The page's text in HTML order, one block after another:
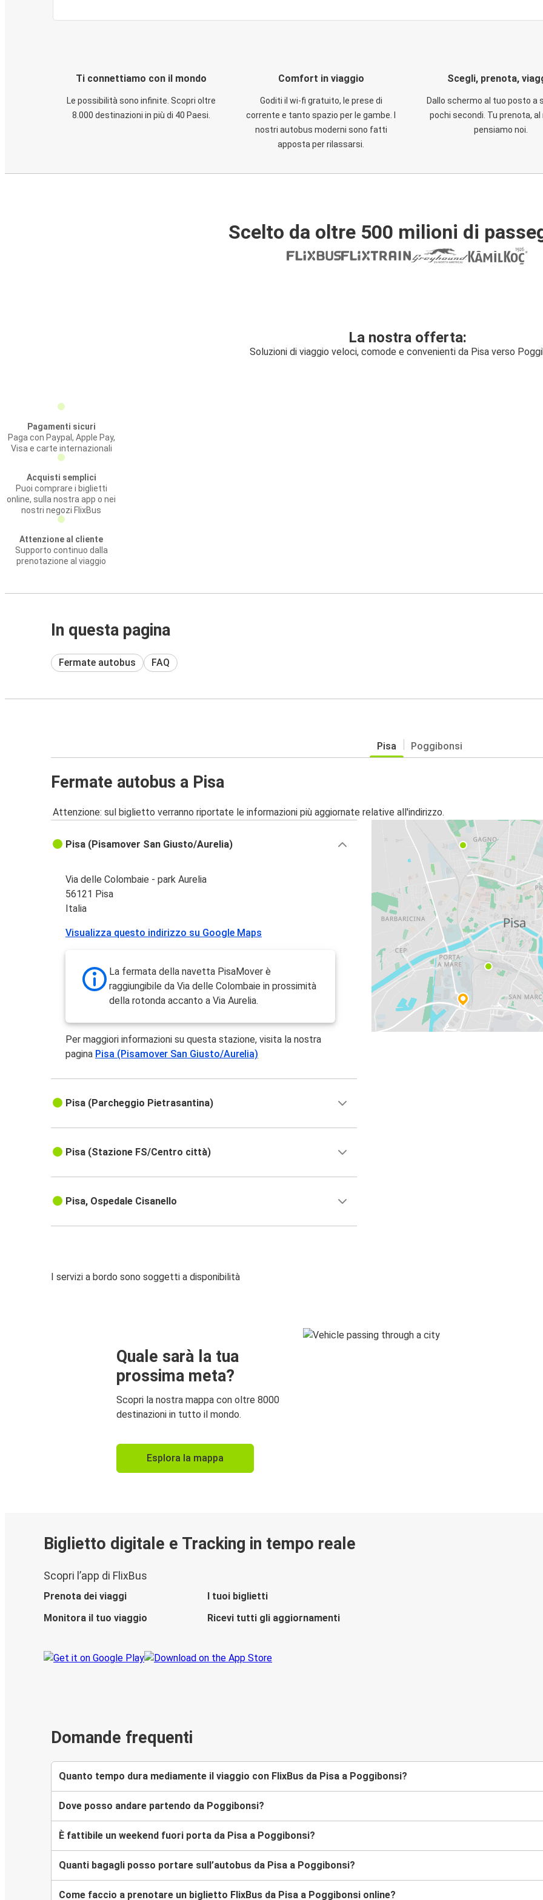
Ti connettiamo con il mondo
Le possibilità sono infinite. Scopri oltre
8.000 destinazioni in più di 40 Paesi.
Comfort in viaggio
Goditi il wi-fi gratuito, le prese di
corrente e tanto spazio per le gambe. I
nostri autobus moderni sono fatti
apposta per rilassarsi.
Scegli, prenota,
Dallo schermo al tuo posto a
pochi secondi. Tu prenota,
pensiamo noi.
Scelto da oltre 500 milioni di
La nostra offerta:
Soluzioni di viaggio veloci, comode e convenienti da Pisa verso
Pagamenti sicuri
Paga con Paypal, Apple Pay,
Visa e carte internazionali
Acquisti semplici
Puoi comprare i biglietti
online, sulla nostra app o nei
nostri negozi FlixBus
Attenzione al cliente
Supporto continuo dalla
prenotazione al viaggio
In questa pagina
Fermate autobus FAQ
Pisa Poggibonsi
Fermate autobus a Pisa
Attenzione: sul biglietto verranno riportate le informazioni più aggiornate relative all'indirizzo.
Pisa (Pisamover San Giusto/Aurelia)
Via delle Colombaie - park Aurelia
56121 Pisa
Italia
Visualizza questo indirizzo su Google Maps
La fermata della navetta PisaMover è
raggiungibile da Via delle Colombaie in prossimità
della rotonda accanto a Via Aurelia.
Per maggiori informazioni su questa stazione, visita la nostra
pagina Pisa (Pisamover San Giusto/Aurelia)
Pisa (Parcheggio Pietrasantina)
Pisa (Stazione FS/Centro città)
Pisa, Ospedale Cisanello
I servizi a bordo sono soggetti a disponibilità
Quale sarà la tua
prossima meta?
Scopri la nostra mappa con oltre 8000
destinazioni in tutto il mondo.
Esplora la mappa
Biglietto digitale e Tracking in tempo reale
Scopri l’app di FlixBus
Prenota dei viaggi
I tuoi biglietti
Monitora il tuo viaggio
Ricevi tutti gli aggiornamenti
Domande frequenti
Quanto tempo dura mediamente il viaggio con FlixBus da Pisa a Poggibonsi?
Dove posso andare partendo da Poggibonsi?
È fattibile un weekend fuori porta da Pisa a Poggibonsi?
Quanti bagagli posso portare sull’autobus da Pisa a Poggibonsi?
Come faccio a prenotare un biglietto FlixBus da Pisa a Poggibonsi online?